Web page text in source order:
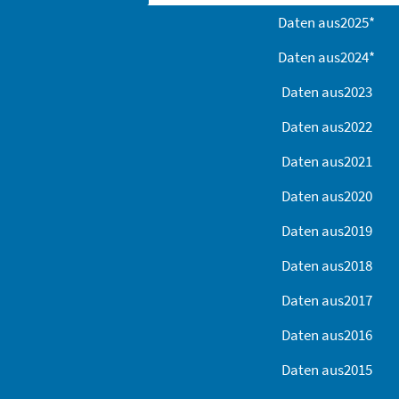
Daten aus2025*
Daten aus2024*
Daten aus2023
Daten aus2022
Daten aus2021
Daten aus2020
Daten aus2019
Daten aus2018
Daten aus2017
Daten aus2016
Daten aus2015